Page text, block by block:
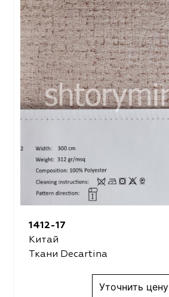
1412-17
Китай
Ткани Decartina
Уточнить цену